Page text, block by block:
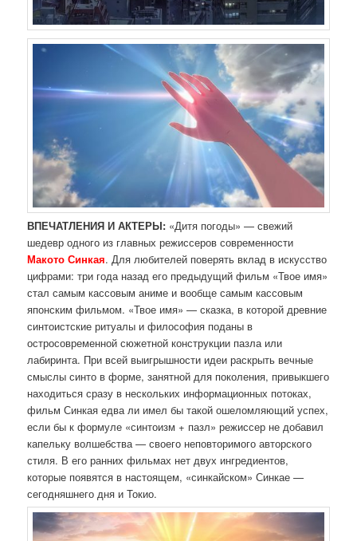
ВПЕЧАТЛЕНИЯ И АКТЕРЫ: «Дитя погоды» — свежий
шедевр одного из главных режиссеров современности
Макото Синкая. Для любителей поверять вклад в искусство
цифрами: три года назад его предыдущий фильм «Твое имя»
стал самым кассовым аниме и вообще самым кассовым
японским фильмом. «Твое имя» — сказка, в которой древние
синтоистские ритуалы и философия поданы в
остросовременной сюжетной конструкции пазла или
лабиринта. При всей выигрышности идеи раскрыть вечные
смыслы синто в форме, занятной для поколения, привыкшего
находиться сразу в нескольких информационных потоках,
фильм Синкая едва ли имел бы такой ошеломляющий успех,
если бы к формуле «синтоизм + пазл» режиссер не добавил
капельку волшебства — своего неповторимого авторского
стиля. В его ранних фильмах нет двух ингредиентов,
которые появятся в настоящем, «синкайском» Синкае —
сегодняшнего дня и Токио.